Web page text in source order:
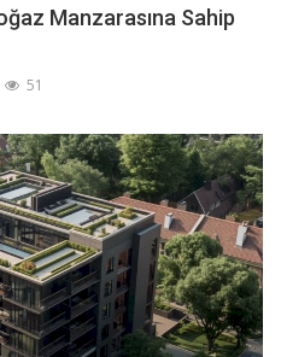
Manzarasına Sahip
51